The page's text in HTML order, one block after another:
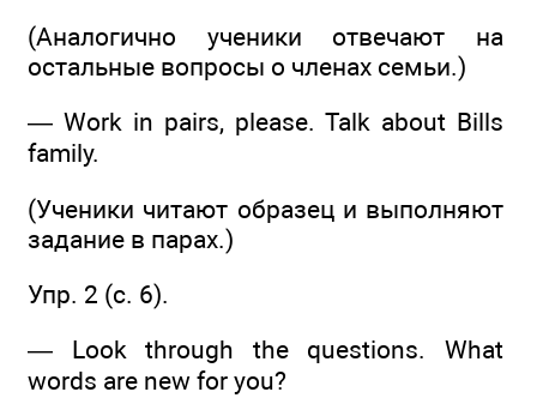
(Аналогично ученики отвечают на
остальные вопросы о членах семьи.)
— Work in pairs, please. Talk about Bills
family.
(Ученики читают образец и выполняют
задание в парах.)
Упр. 2 (с. 6).
— Look through the questions. What
words are new for you?